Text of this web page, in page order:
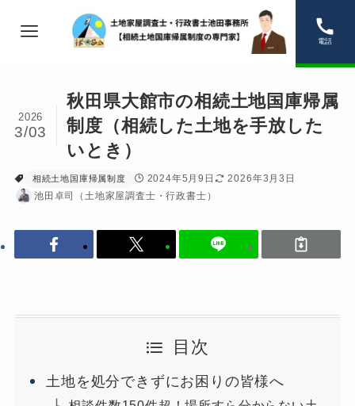
電話
秋田県大館市の相続土地国庫帰属
制度（相続した土地を手放した
いとき）
2026
3/03
相続土地国庫帰属制度 2024年5月9日
2026年3月3日
池田卓司（土地家屋調査士・行政書士）
目次
土地を処分できずにお困りの皆様へ